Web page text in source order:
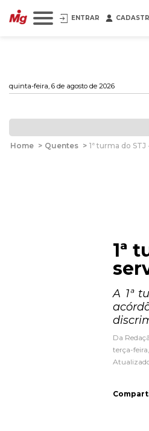
ENTRAR
quinta-feira, 6 de agosto de 2026
Home > Quentes > 1ª turma do
1ª
A 1ª
Da
terça-